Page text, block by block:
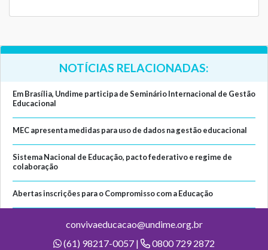
NOTÍCIAS RELACIONADAS:
Em Brasília, Undime participa de Seminário Internacional de Gestão
Educacional
MEC apresenta medidas para uso de dados na gestão educacional
Sistema Nacional de Educação, pacto federativo e regime de
colaboração
Abertas inscrições para o Compromisso com a Educação
convivaeducacao@undime.org.br
(61) 98217-0057 |
0800 729 2872